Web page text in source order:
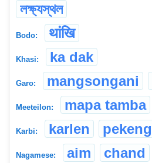
লক্ষ্যস্থল
Bodo: थांखि
Khasi: ka dak
Garo: mangsongani
Meeteilon: mapa tamba
Karbi: karlen pekeng
Nagamese: aim chand